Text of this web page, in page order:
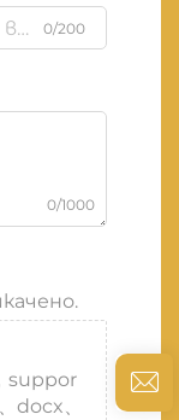
0/200
0/1000
suppor
docx、